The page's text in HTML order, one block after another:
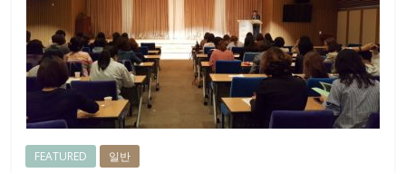
FEATURED 일반